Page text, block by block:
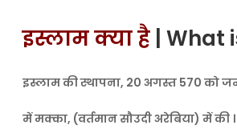
इस्लाम क्या है | What
इस्लाम की स्थापना, 20 अगस्त 570 को
में मक्का, (वर्तमान सौउदी अरेबिया) में की ।